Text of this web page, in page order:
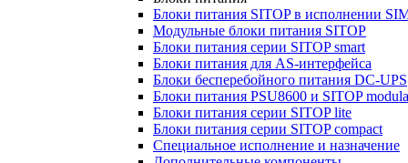
Блоки питания SITOP в исполнении
Модульные блоки питания SITOP
Блоки питания серии SITOP smart
Блоки питания для AS-интерфейса
Блоки бесперебойного питания DC-UPS
Блоки питания PSU8600 и SITOP
Блоки питания серии SITOP lite
Блоки питания серии SITOP compact
Специальное исполнение и назначение